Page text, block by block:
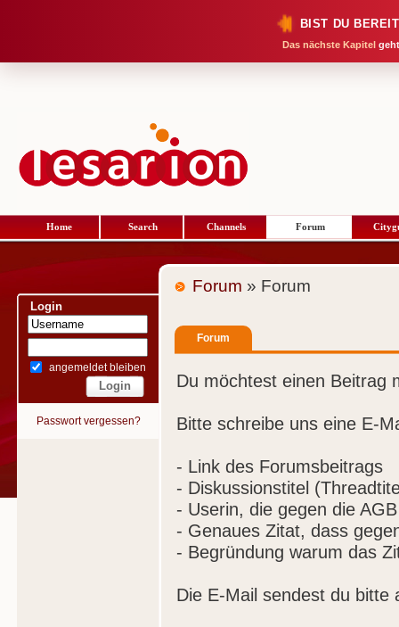
BIST DU
Das nächste Kapitel
Home Search Channels Forum
Login
angemeldet bleiben
Passwort vergessen?
Forum » Forum
Forum
Du möchtest einen Beitrag
Bitte schreibe uns eine E-
- Link des Forumsbeitrags
- Diskussionstitel
- Userin, die gegen die
- Genaues Zitat, dass
- Begründung warum das
Die E-Mail sendest du bitte